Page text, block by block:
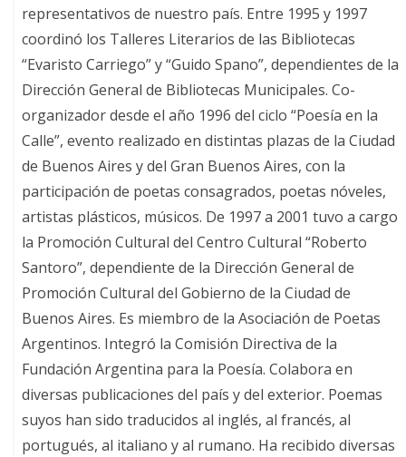
representativos de nuestro país. Entre 1995 y 1997
coordinó los Talleres Literarios de las Bibliotecas
“Evaristo Carriego” y “Guido Spano”, dependientes de la
Dirección General de Bibliotecas Municipales. Co-
organizador desde el año 1996 del ciclo “Poesía en la
Calle”, evento realizado en distintas plazas de la Ciudad
de Buenos Aires y del Gran Buenos Aires, con la
participación de poetas consagrados, poetas nóveles,
artistas plásticos, músicos. De 1997 a 2001 tuvo a cargo
la Promoción Cultural del Centro Cultural “Roberto
Santoro”, dependiente de la Dirección General de
Promoción Cultural del Gobierno de la Ciudad de
Buenos Aires. Es miembro de la Asociación de Poetas
Argentinos. Integró la Comisión Directiva de la
Fundación Argentina para la Poesía. Colabora en
diversas publicaciones del país y del exterior. Poemas
suyos han sido traducidos al inglés, al francés, al
portugués, al italiano y al rumano. Ha recibido diversas